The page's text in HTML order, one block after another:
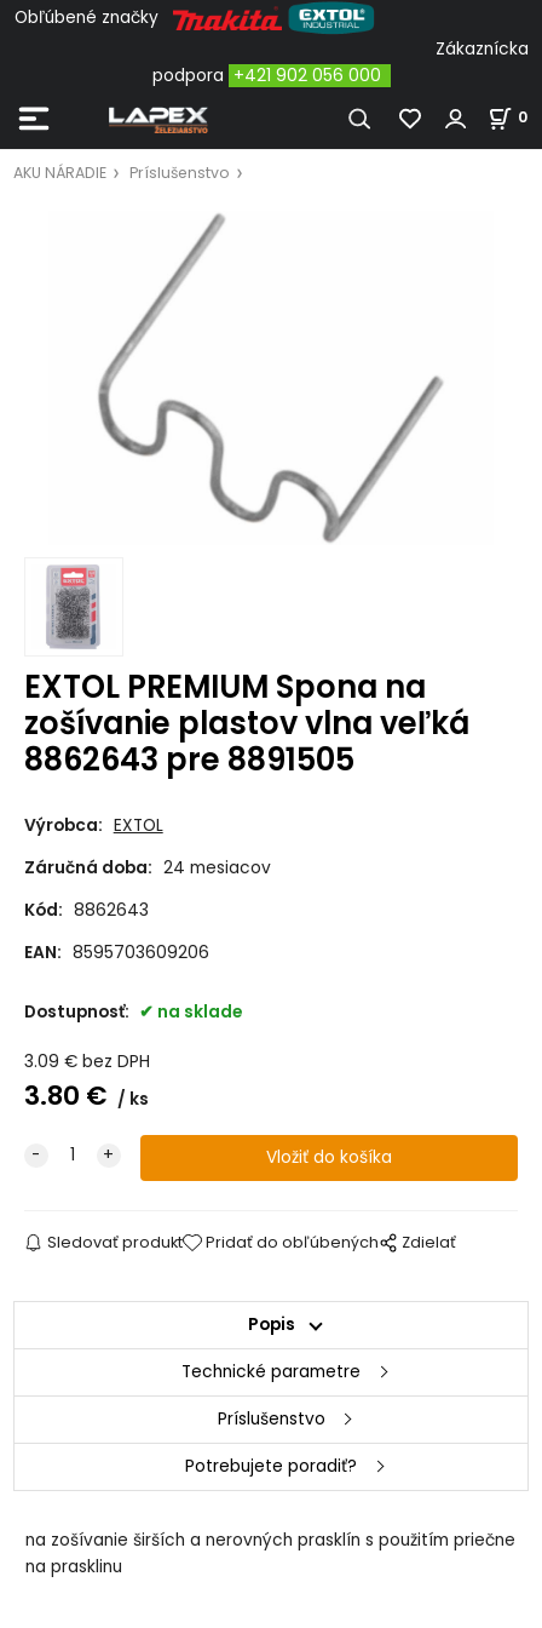
Obľúbené značky
Zákaznícka
podpora +421 902 056 000
0
AKU NÁRADIE Príslušenstvo
EXTOL PREMIUM Spona na
zošívanie plastov vlna veľká
8862643 pre 8891505
Výrobca: EXTOL
Záručná doba: 24 mesiacov
Kód: 8862643
EAN: 8595703609206
Dostupnosť: na sklade
3.09 € bez DPH
3.80 € ks
Sledovať produkt Pridať do obľúbených Zdielať
Popis
Technické parametre
Príslušenstvo
Potrebujete poradiť?
na zošívanie širších a nerovných prasklín s použitím priečne
na prasklinu